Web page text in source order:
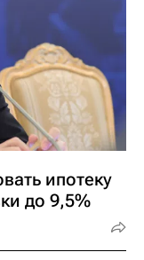
ипотеку
до 9,5%